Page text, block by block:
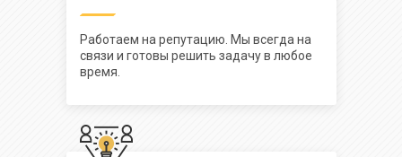
Работаем на репутацию. Мы всегда на
связи и готовы решить задачу в любое
время.